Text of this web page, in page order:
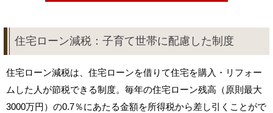
住宅ローン減税：子育て世帯に配慮した制度
住宅ローン減税は、住宅ローンを借りて住宅を購入・リフォー
ムした人が節税できる制度。毎年の住宅ローン残高（原則最大
3000万円）の0.7％にあたる金額を所得税から差し引くことがで